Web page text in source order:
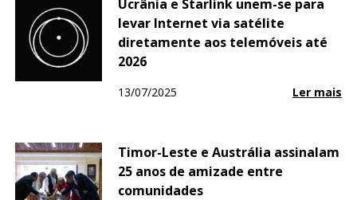
Ucrânia e Starlink unem-se para
levar Internet via satélite
diretamente aos telemóveis até
2026
13/07/2025 Ler mais
Timor-Leste e Austrália assinalam
25 anos de amizade entre
comunidades